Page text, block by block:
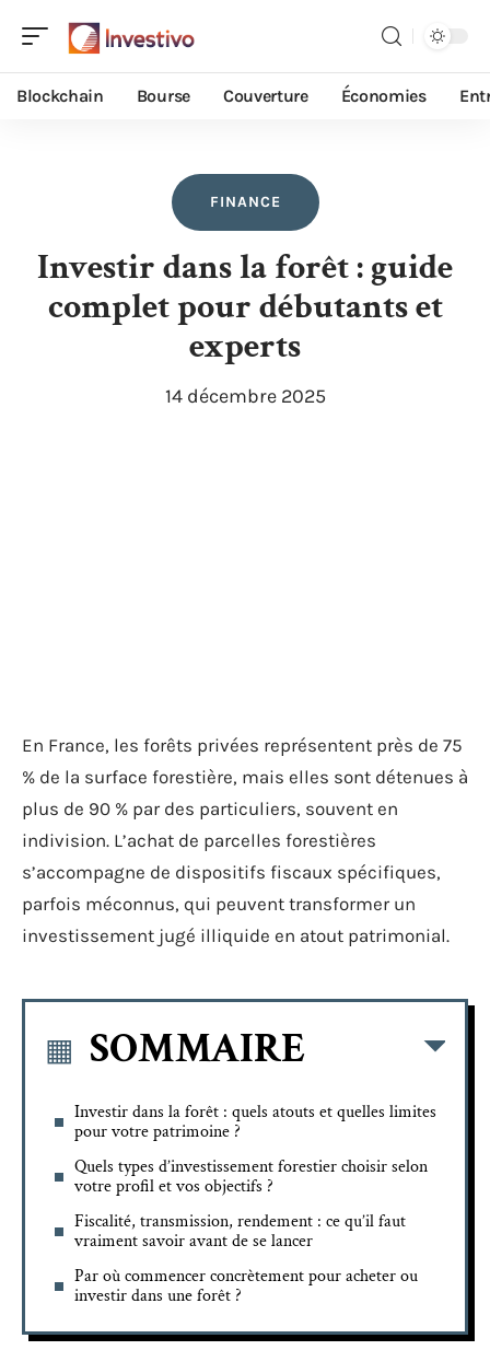
Blockchain Bourse Couverture Économies
FINANCE
Investir dans la forêt : guide
complet pour débutants et
experts
14 décembre 2025
En France, les forêts privées représentent près de 75
% de la surface forestière, mais elles sont détenues à
plus de 90 % par des particuliers, souvent en
indivision. L’achat de parcelles forestières
s’accompagne de dispositifs fiscaux spécifiques,
parfois méconnus, qui peuvent transformer un
investissement jugé illiquide en atout patrimonial.
SOMMAIRE
Investir dans la forêt : quels atouts et quelles limites
pour votre patrimoine ?
Quels types d’investissement forestier choisir selon
votre profil et vos objectifs ?
Fiscalité, transmission, rendement : ce qu’il faut
vraiment savoir avant de se lancer
Par où commencer concrètement pour acheter ou
investir dans une forêt ?